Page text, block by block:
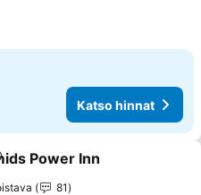
Katso hinnat
suosikkeihin
Power Inn
81